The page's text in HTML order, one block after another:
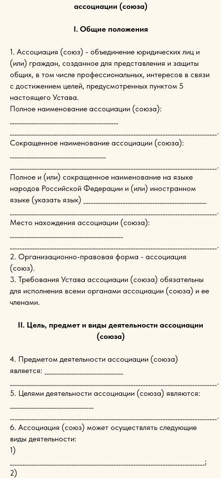
ассоциации (союза)
I. Общие положения
1. Ассоциация (союз) - объединение юридических лиц и
(или) граждан, созданное для представления и защиты
общих, в том числе профессиональных, интересов в связи
с достижением целей, предусмотренных пунктом 5
настоящего Устава.
Полное наименование ассоциации (союза):
____________________________________________________________________________________.
Сокращенное наименование ассоциации (союза):
____________________________________________________________________________________.
Полное и (или) сокращенное наименование на языке
народов Российской Федерации и (или) иностранном
языке (указать язык) __________________________________________________
____________________________________________________________________________________.
Место нахождения ассоциации (союза):
____________________________________________________________________________________.
2. Организационно-правовая форма - ассоциация
(союз).
3. Требования Устава ассоциации (союза) обязательны
для исполнения всеми органами ассоциации (союза) и ее
членами.
II. Цель, предмет и виды деятельности ассоциации
(союза)
4. Предметом деятельности ассоциации (союза)
является: ________________________________
____________________________________________________________________________________.
5. Целями деятельности ассоциации (союза) являются:
____________________________________________________________________________________.
6. Ассоциация (союз) может осуществлять следующие
виды деятельности:
1)
_______________________________________________________________________________;
2)